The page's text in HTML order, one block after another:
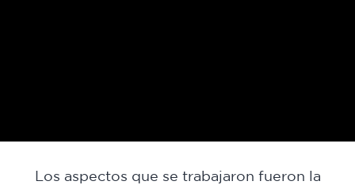
Los aspectos que se trabajaron fueron la